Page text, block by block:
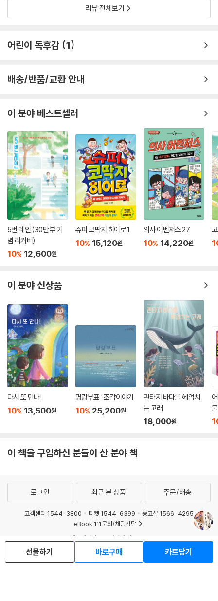
전 세계에 을사조약이 무효임을 알리려는 시도,
그리고 주권 회복을 위한 시도 ‘헤이그 특사 파견’
우리나라 역사를 읽다 보면 속상할 때가 참 많아요. 을사조약으로 일본에
게 나라의 외교권을 빼앗긴 후, 그 부당함을 알리려고 고종 황제의 비밀 지
는 더욱 그래요.
교권이 없다는 것은 주권이 없다는 것으로, 일본의 허락을 받지 않고는 다
른 나라와 어떠한 조약이나 약속도 할 수 없게 되는 거예요.
고종 황제는 조약 체결 뒤에 황실 고문 헐버트에게 위협과 강요로 맺어진
을사조약은 무효라며, 이 뜻을 전 세계에 알리라고 전했어요. 그리고 1907
년 네덜란드 헤이그에서 열리는 ‘만국 평화 회의’에 이준, 이상설, 이위종
세 명의 특사를 보내기로 했어요. 회의장에 나가 세계 열강들에게 을사조
약의 부당함과 무효임을 알리기 위해서였어요. 외교권을 빼앗은 일본의 다
음 목적은 대한 제국을 통째로 빼앗는 것이라는 걸 알기 때문이었어요
갖은 고생 끝에 특사들이 헤이그에 도착했지만 안타깝게도 일본의 방해로
회의장에는 발도 들여놓지 못했어요. 특사들은 회의장 밖에서 을사조약의
부당함을 알리려 안간힘을 썼어요. 우리의 입장이 담긴 공고사를 나눠 주
고, 연설을 하고, 신문에도 기사를 실었지만 안타깝게도 회의장 문은 끝내
드 융 호텔에서 순국하고 말았어요. 그리고 일본은 이상설에게는 사형을,
세가 되었고요. 또한 특사 파견에 대한 책임을 물어 일본은 고종 황제를 폐
위시켰어요.
나는 헤이그에서 안타깝게 죽은 이준, 블라디보스토크에서 독립운동을 하
다 지금은 수이푼 강가에 유허비로만 남은 이상설, 러시아 곳곳을 누비며
조국의 독립을 위해 애쓰던 이위종, 세 특사의 이야기를 많은 어린이들에
게 알려 주고 싶었어요. 비록 뜻을 이루지는 못했지만 누구보다 열심히 대
한 제국의 입장을 전 세계에 알리고, 나라의 독립을 위해 애쓴 진정한 애국
자들이라는 걸 말이어요. 또한 세 특사 못잖게 앞장서서 특사들을 도와주
고 ‘제4의 특사’로 불리는 헐버트 박사도 말이어요.
아마 을사조약에 대해서는 들어본 적이 있어도 헤이그 특사에 대해서는 처
음 듣는 어린이들도 많을 거예요. 그저 무기력하게 일본에 나라를 빼앗겼
물론 고종 황제의 헤이그 특사 파견은 목적을 이루지 못했어요. 하지만 전
고 있다는 사실을 알렸다는 데 역사적 의미가 있어요.
이 책을 읽고 그분들이 나라를 지키기 위해 어떤 노력을 했는지를 알아 주
세요. 우리가 잊지 않고 기억하는 것만으로도 그분들을 기쁘게 하는 일이
될 테니까요.
리뷰 전체보기
어린이 독후감 1
배송/반품/교환 안내
이 분야 베스트셀러
5번 레인 (30만 부 기
념 리커버)
10% 12,600원
슈퍼 코딱지 히어로 1
10% 15,120원
의사 어벤저스 27
10% 14,220원
이 분야 신상품
다시 또 만나!
10% 13,500원
명랑부표 : 조각이야기
10% 25,200원
판타지 바다를 헤엄치
는 고래
18,000원
이 책을 구입하신 분들이 산 분야 책
선물하기 바로구매 카트담기
로그인 최근 본 상품 주문/배송
고객센터 1544-3800 티켓 1544-6399
중고샵 1566-4295
eBook 1:1문의/채팅상담
예스이십사(주) 사업자 정보
개인정보처리방침
청소년보호정책
PC버전
회사소개
거래처관계자께